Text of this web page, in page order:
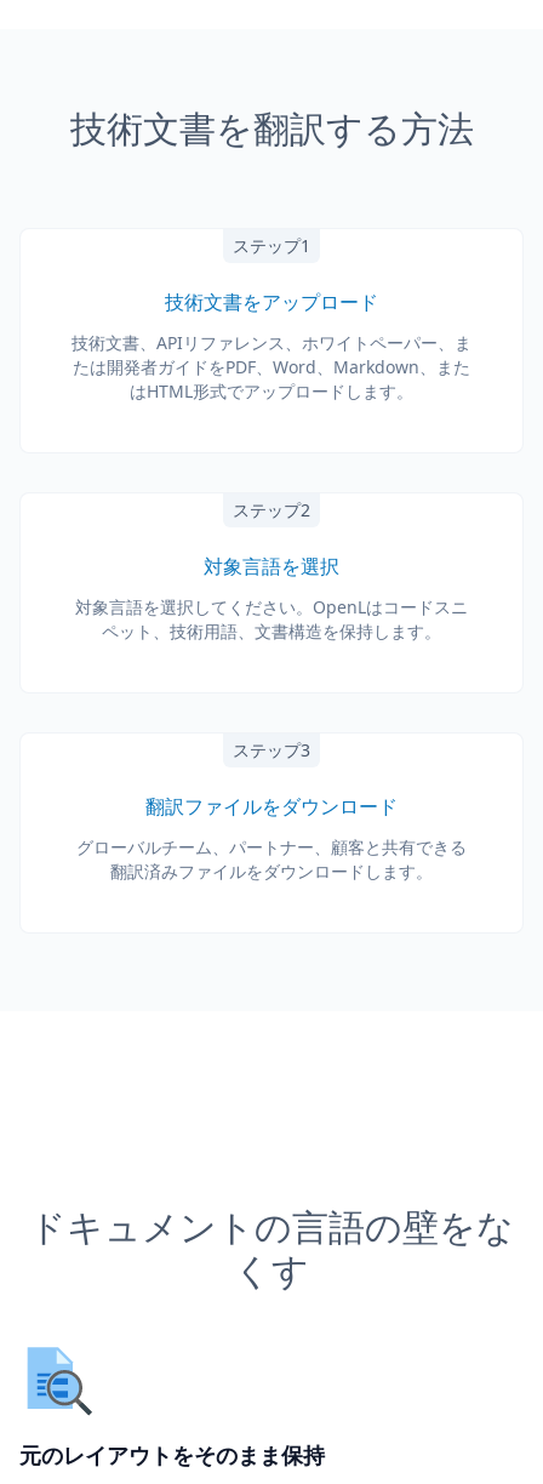
技術文書を翻訳する方法
ステップ1
技術文書をアップロード
技術文書、APIリファレンス、ホワイトペーパー、ま
たは開発者ガイドをPDF、Word、Markdown、また
はHTML形式でアップロードします。
ステップ2
対象言語を選択
対象言語を選択してください。OpenLはコードスニ
ペット、技術用語、文書構造を保持します。
ステップ3
翻訳ファイルをダウンロード
グローバルチーム、パートナー、顧客と共有できる
翻訳済みファイルをダウンロードします。
ドキュメントの言語の壁をな
くす
元のレイアウトをそのまま保持